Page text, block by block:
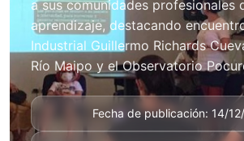
a sus comunidades profesionales
aprendizaje, destacando
Industrial Guillermo Richards
Río Maipo y el Observatorio
Fecha de publicación: 14/